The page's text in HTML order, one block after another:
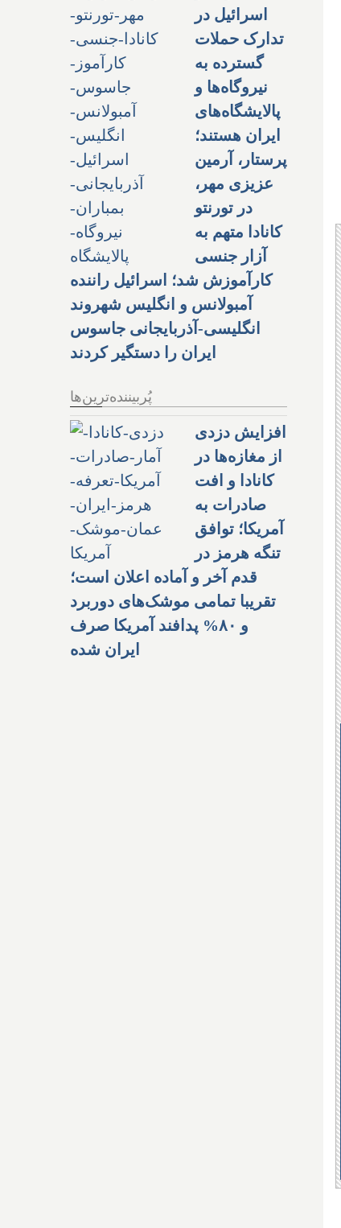
اسرائیل در
تدارک حملات
گسترده به
نیروگاه‌ها و
پالایشگاه‌های
ایران هستند؛
پرستار، آرمین
عزیزی مهر،
در تورنتو
کانادا متهم به
آزار جنسی
کارآموزش شد؛ اسرائیل راننده
آمبولانس و انگلیس شهروند
انگلیسی-آذربایجانی جاسوس
ایران را دستگیر کردند
پُربیننده‌ترین‌ها
افزایش دزدی
از مغازه‌ها در
کانادا و افت
صادرات به
آمریکا؛ توافق
تنگه هرمز در
قدم آخر و آماده اعلان است؛
تقریبا تمامی موشک‌های دوربرد
و ۸۰% پدافند آمریکا صرف
ایران شده